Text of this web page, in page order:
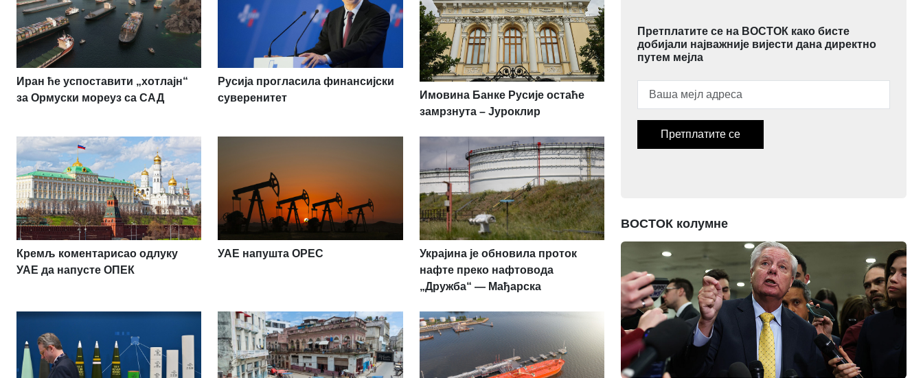
Иран ће успоставити „хотлајн“
за Ормуски мореуз са САД
Русија прогласила финансијски
суверенитет
Имовина Банке Русије остаће
замрзнута – Јуроклир
Кремљ коментарисао одлуку
УАЕ да напусте ОПЕК
УАЕ напушта OPEC
Украјина је обновила проток
нафте преко нафтовода
„Дружба“ — Мађарска
Претплатите се на ВОСТОК како бисте
добијали најважније вијести дана директно
путем мејла
Претплатите се
ВОСТОК колумне